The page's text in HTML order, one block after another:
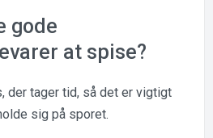
gode
at spise?
der tager tid, så det er vigtigt
sig på sporet.